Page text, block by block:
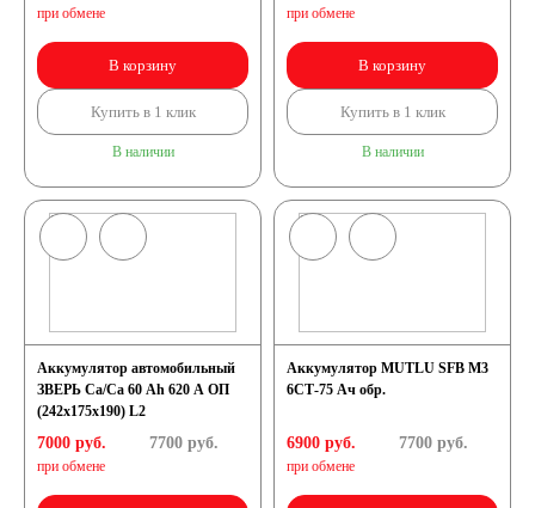
при обмене
В корзину
Купить в 1 клик
В наличии
при обмене
В корзину
Купить в 1 клик
В наличии
Аккумулятор автомобильный
ЗВЕРЬ Са/Са 60 Ah 620 А ОП
(242x175x190) L2
7000 руб.
при обмене
7700руб.
Аккумулятор MUTLU SFB M3
6СТ-75 Ач обр.
6900 руб.
при обмене
7700руб.